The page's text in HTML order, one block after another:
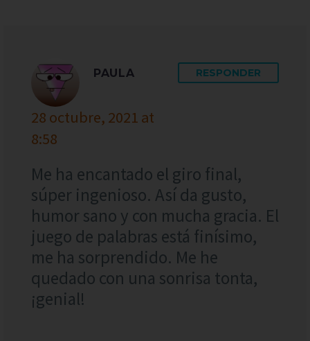
PAULA
28 octubre, 2021 at
8:58
RESPONDER
Me ha encantado el giro final,
súper ingenioso. Así da gusto,
humor sano y con mucha gracia. El
juego de palabras está finísimo,
me ha sorprendido. Me he
quedado con una sonrisa tonta,
¡genial!